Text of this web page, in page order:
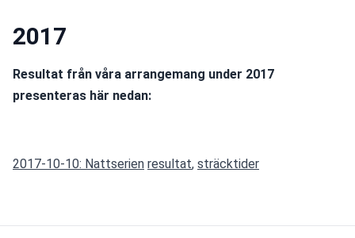
2017
Resultat från våra arrangemang under 2017
presenteras här nedan:
2017-10-10: Nattserien resultat, sträcktider